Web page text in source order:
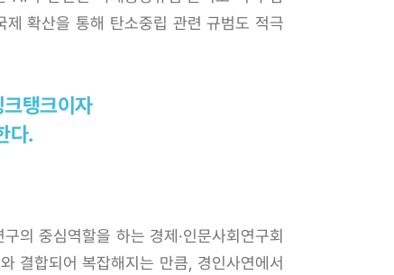
제 확산을 통해 탄소중립 관련 규범도 적극
탱크이자
다.
의 중심역할을 하는 경제·인문사회연구회
결합되어 복잡해지는 만큼, 경인사연에서